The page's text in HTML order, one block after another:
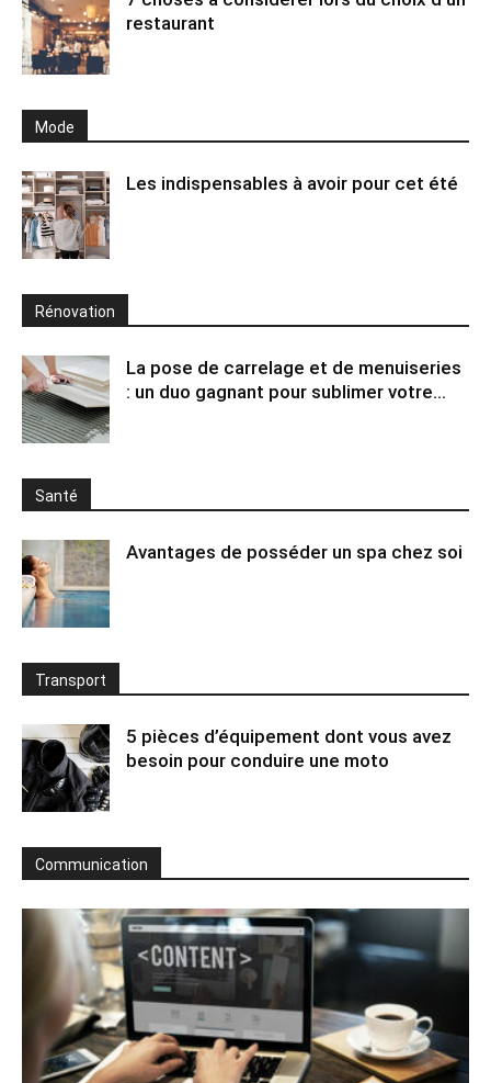
restaurant
Mode
Les indispensables à avoir pour cet été
Rénovation
La pose de carrelage et de menuiseries
: un duo gagnant pour sublimer votre...
Santé
Avantages de posséder un spa chez soi
Transport
5 pièces d’équipement dont vous avez
besoin pour conduire une moto
Communication